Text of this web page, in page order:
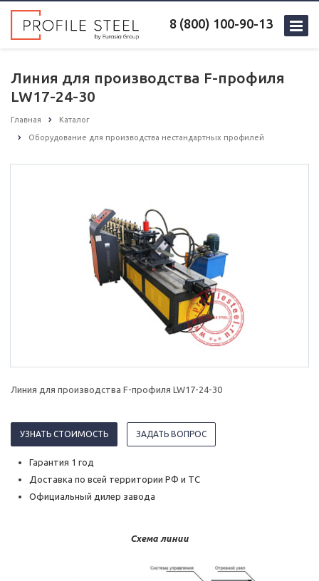
8 (800) 100-90-13
Линия для производства F-профиля
LW17-24-30
Главная Каталог
Оборудование для производства нестандартных профилей
Линия для производства F-профиля LW17-24-30
УЗНАТЬ СТОИМОСТЬ ЗАДАТЬ ВОПРОС
Гарантия 1 год
Доставка по всей территории РФ и ТС
Официальный дилер завода
Схема линии